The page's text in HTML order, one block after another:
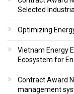
Selected
Optimizing
Vietnam Energy
Ecosystem for
Contract Award
management